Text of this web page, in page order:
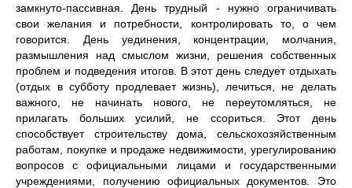
замкнуто-пассивная. День трудный - нужно ограничивать
свои желания и потребности, контролировать то, о чем
говорится. День уединения, концентрации, молчания,
размышления над смыслом жизни, решения собственных
проблем и подведения итогов. В этот день следует отдыхать
(отдых в субботу продлевает жизнь), лечиться, не делать
важного, не начинать нового, не переутомляться, не
прилагать больших усилий, не ссориться. Этот день
способствует строительству дома, сельскохозяйственным
работам, покупке и продаже недвижимости, урегулированию
вопросов с официальными лицами и государственными
учреждениями, получению официальных документов. Это